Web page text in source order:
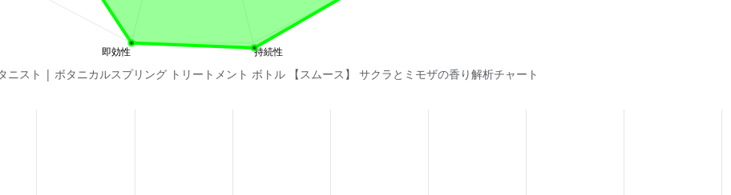
ニスト | ボタニカルスプリング トリートメント ボトル 【スムース】 サクラとミモザの香り解析チャート